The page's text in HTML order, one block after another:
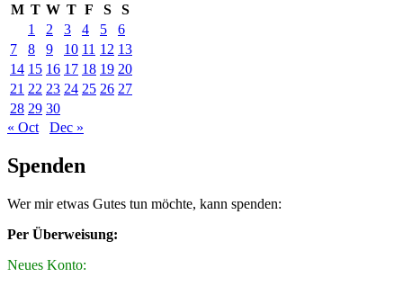
M T W T F S
S
1
2 3 4 5
6
7
8 9 10 11 12 13
14 15 16 17 18 19 20
21 22 23 24 25 26 27
28 29 30
« Oct
Dec »
Spenden
Wer mir etwas Gutes tun möchte, kann spenden:
Per Überweisung:
Neues Konto: